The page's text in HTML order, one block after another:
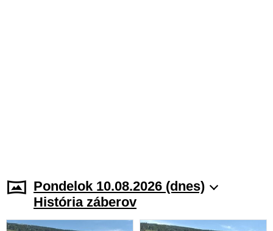
Pondelok 10.08.2026 (dnes)
História záberov